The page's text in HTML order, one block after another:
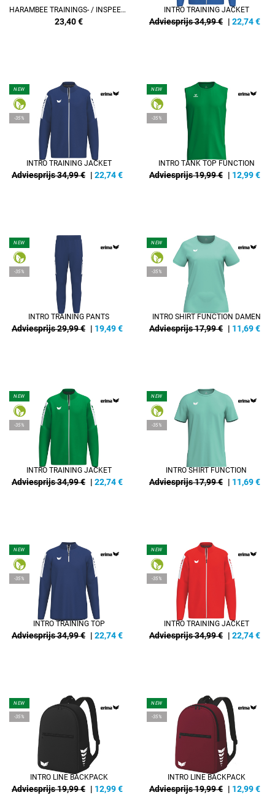
HARAMBEE TRAININGS- / INSPEELSHIRT
23,40€
INTRO TRAINING JACKET
Adviesprijs 34,99 € | 22,74€
NEW
-35%
INTRO TRAINING JACKET
Adviesprijs 34,99 € | 22,74€
NEW
-35%
INTRO TANK TOP FUNCTION
Adviesprijs 19,99 € | 12,99€
NEW
-35%
INTRO TRAINING PANTS
Adviesprijs 29,99 € | 19,49€
NEW
-35%
INTRO SHIRT FUNCTION DAMEN
Adviesprijs 17,99 € | 11,69€
NEW
-35%
INTRO TRAINING JACKET
Adviesprijs 34,99 € | 22,74€
NEW
-35%
INTRO SHIRT FUNCTION
Adviesprijs 17,99 € | 11,69€
NEW
-35%
INTRO TRAINING TOP
Adviesprijs 34,99 € | 22,74€
NEW
-35%
INTRO TRAINING JACKET
Adviesprijs 34,99 € | 22,74€
NEW
-35%
INTRO LINE BACKPACK
Adviesprijs 19,99 € | 12,99€
NEW
-35%
INTRO LINE BACKPACK
Adviesprijs 19,99 € | 12,99€